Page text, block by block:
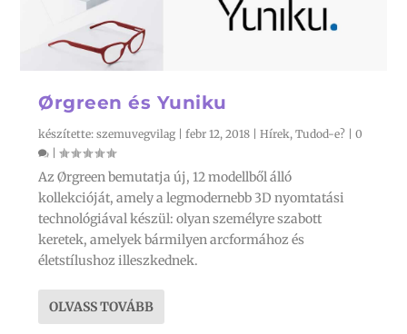
Ørgreen és Yuniku
készítette:szemuvegvilag |febr 12, 2018 |Hírek,Tudod-e? |0
|
Az Ørgreen bemutatja új, 12 modellből álló
kollekcióját, amely a legmodernebb 3D nyomtatási
technológiával készül: olyan személyre szabott
keretek, amelyek bármilyen arcformához és
életstílushoz illeszkednek.
OLVASS TOVÁBB